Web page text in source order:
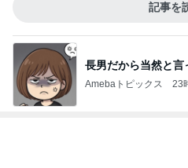
記事を
長男だから当然と言
Amebaトピックス 23